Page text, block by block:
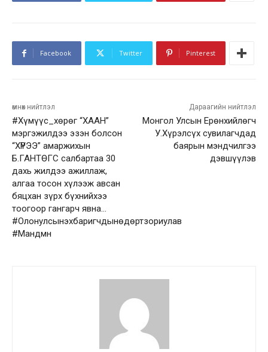
Facebook Twitter Pinterest
өмнөх нийтлэл
#Хүмүүс_хөрөг “ХААН”
мэргэжилдээ эзэн болсон
“ХҮРЭЭ” амаржихын
Б.ГАНТӨГС салбартаа 30
дахь жилдээ ажиллаж,
алгаа тосон хүлээж авсан
бяцхан зүрх бүхнийхээ
тоогоор гангарч явна…
#Олонулсынэхбаригчдынөдөртзориулав
#Мандмн
Дараагийн нийтлэл
Монгол Улсын Ерөнхийлөгч
У.Хүрэлсүх сувилагчдад
баярын мэндчилгээ
дэвшүүлэв